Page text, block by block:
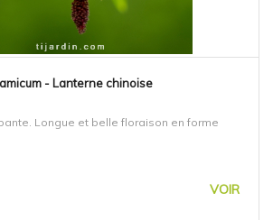
- Lanterne chinoise
Longue et belle floraison en forme
VOIR